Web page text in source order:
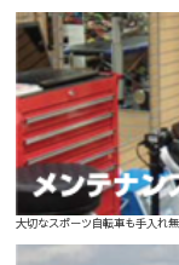
大切なスポーツ自転車も手入れ